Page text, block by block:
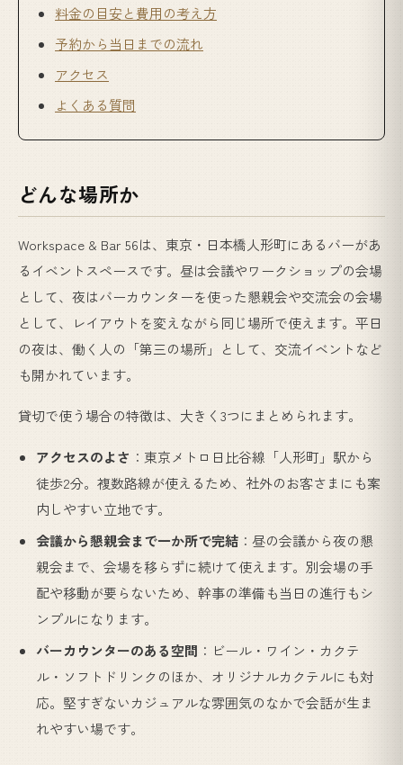
料金の目安と費用の考え方
予約から当日までの流れ
アクセス
よくある質問
どんな場所か
Workspace & Bar 56は、東京・日本橋人形町にあるバーがあ
るイベントスペースです。昼は会議やワークショップの会場
として、夜はバーカウンターを使った懇親会や交流会の会場
として、レイアウトを変えながら同じ場所で使えます。平日
の夜は、働く人の「第三の場所」として、交流イベントなど
も開かれています。
貸切で使う場合の特徴は、大きく3つにまとめられます。
アクセスのよさ ：東京メトロ日比谷線「人形町」駅から
徒歩2分。複数路線が使えるため、社外のお客さまにも案
内しやすい立地です。
会議から懇親会まで一か所で完結：昼の会議から夜の懇
親会まで、会場を移らずに続けて使えます。別会場の手
配や移動が要らないため、幹事の準備も当日の進行もシ
ンプルになります。
バーカウンターのある空間 ：ビール・ワイン・カクテ
ル・ソフトドリンクのほか、オリジナルカクテルにも対
応。堅すぎないカジュアルな雰囲気のなかで会話が生ま
れやすい場です。